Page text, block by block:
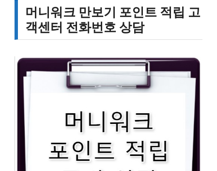
머니워크 만보기 포인트 적립 고
객센터 전화번호 상담